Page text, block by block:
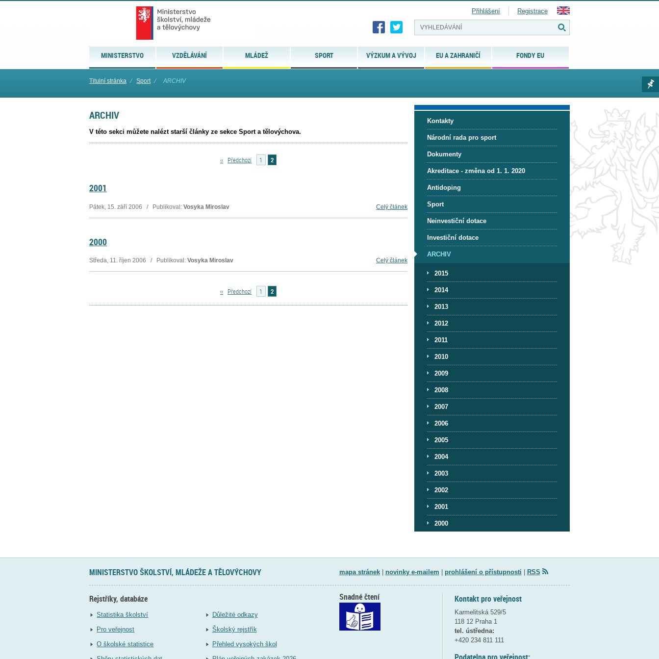
MINISTERSTVO VZDĚLÁVÁNÍ MLÁDEŽ SPORT VÝZKUM A VÝVOJ EU A ZAHRANIČÍ FONDY EU
Přihlášení Registrace
Titulní stránka ⁄ Sport ⁄ ARCHIV
ARCHIV
V této sekci můžete nalézt starší články ze sekce Sport a tělovýchova.
‹‹ Předchozí 1 2
2001
Celý článek
Pátek, 15. září 2006 / Publikoval: Vosyka Miroslav
2000
Celý článek
Středa, 11. říjen 2006 / Publikoval: Vosyka Miroslav
‹‹ Předchozí 1 2
Kontakty
Národní rada pro sport
Dokumenty
Akreditace - změna od 1. 1. 2020
Antidoping
Sport
Neinvestiční dotace
Investiční dotace
ARCHIV
2015
2014
2013
2012
2011
2010
2009
2008
2007
2006
2005
2004
2003
2002
2001
2000
MINISTERSTVO ŠKOLSTVÍ, MLÁDEŽE A TĚLOVÝCHOVY mapa stránek| novinky e-mailem prohlášení o přístupnosti RSS
Rejstříky, databáze
Statistika školství
Pro veřejnost
O školské statistice
Důležité odkazy
Školský rejstřík
Přehled vysokých škol
Kontakt pro veřejnost
Karmelitská 529/5
118 12 Praha 1
tel. ústředna:
+420 234 811 111
Snadné čtení